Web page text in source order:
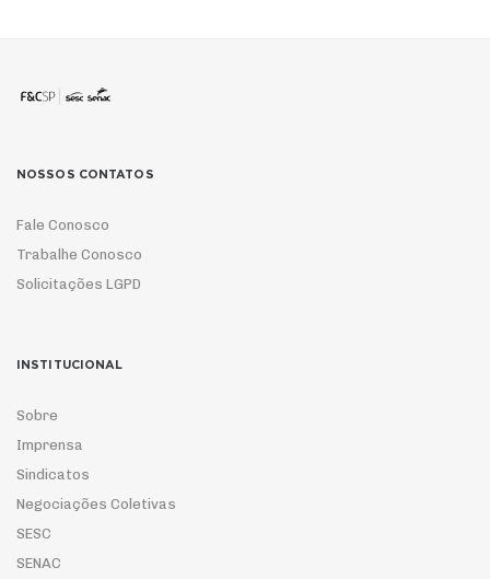
NOSSOS CONTATOS
Fale Conosco
Trabalhe Conosco
Solicitações LGPD
INSTITUCIONAL
Sobre
Imprensa
Sindicatos
Negociações Coletivas
SESC
SENAC